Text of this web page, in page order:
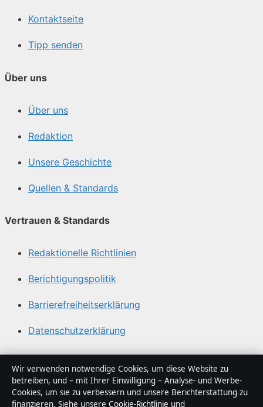
Kontaktseite
Tipp senden
Über uns
Über uns
Redaktion
Unsere Geschichte
Quellen & Standards
Vertrauen & Standards
Redaktionelle Richtlinien
Berichtigungspolitik
Barrierefreiheitserklärung
Datenschutzerklärung
Über Politikstudio in Kürze
Politikstudio ist ein unabhängiger digitaler
Nachrichtenanbieter mit Fokus auf Politik, Wirtschaft,
Wir verwenden notwendige Cookies, um diese Website zu
betreiben, und – mit Ihrer Einwilligung – Analyse- und Werbe-
Cookies, um sie zu verbessern und unsere Berichterstattung zu
finanzieren. Siehe unsere Cookie-Richtlinie und